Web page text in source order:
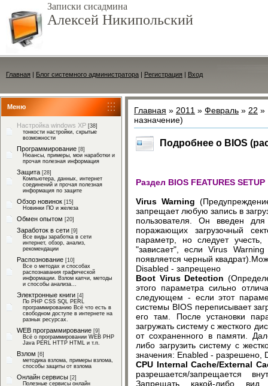
Записки сисадмина
Алексей Никипольский
Главная | Блог системного администратора | Регистрация | Вход
Меню
Настройка windows XP [38]
тонкости настройки, скрытые
возможности
Программирование [8]
Нюансы, примеры, мои наработки и
прочая полезная информация
Защита [28]
Компьютера, данных, интернет
соединений и прочая полезная
информация по защите
Обзор новинок [15]
Новинки ПО и железа
Обмен опытом [20]
Заработок в сети [9]
Все виды заработка в сети
интернет, обзор, анализ,
рекомендации
Распознование [10]
Все о методах и способах
распознавания графической
информации. Взлом капчи, методы
и способы анализа...
Электронные книги [4]
По PHP CSS SQL PERL
программированию Всё что есть в
свободном доступе в интернете на
разных ресурсах.
WEB программирование [9]
Всё о программировании WEB PHP
Java PERL HTTP HTML и т.п.
Взлом [6]
методика взлома, примеры взлома,
способы защиты от взлома
Онлайн сервисы [2]
Полезные сервисы онлайн
Главная » 2011 » Февраль » 22 »
назначение)
Подробнее о BIOS
Раздел BIOS FEATURES SETUP
Virus Warning
запрещает любую запись в
пользователя. Он введен
поражающих загрузочный
параметр, но следует
"зависает", если Virus
появляется черный
Disabled - запрещено
Boot Virus Detection
этого параметра сильно
следующем - если этот
системы BIOS переписывает
его там. После установки
загружать систему с жесткого
от сохраненного в памяти.
либо загрузить систему с
значения: Enabled - разрешено,
CPU Internal Cache/External
разрешается/запрещается
Запрещать какой-либо